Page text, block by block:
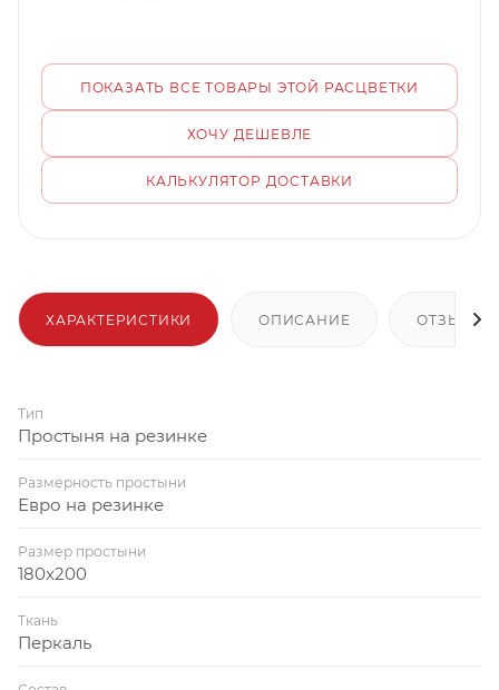
ПОКАЗАТЬ ВСЕ ТОВАРЫ ЭТОЙ РАСЦВЕТКИ
ХОЧУ ДЕШЕВЛЕ
КАЛЬКУЛЯТОР ДОСТАВКИ
ХАРАКТЕРИСТИКИ ОПИСАНИЕ ОТЗЫВЫ
Тип
Простыня на резинке
Размерность простыни
Евро на резинке
Размер простыни
180x200
Ткань
Перкаль